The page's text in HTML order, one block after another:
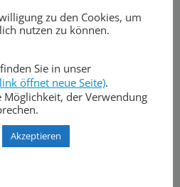
zu den Cookies, um
nutzen zu können.
Sie in unser
öffnet neue Seite).
Möglichkeit, der Verwendung
Akzeptieren